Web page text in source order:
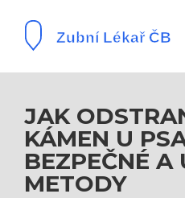
JAK
KÁMEN U
BEZPEČNÉ A
METODY